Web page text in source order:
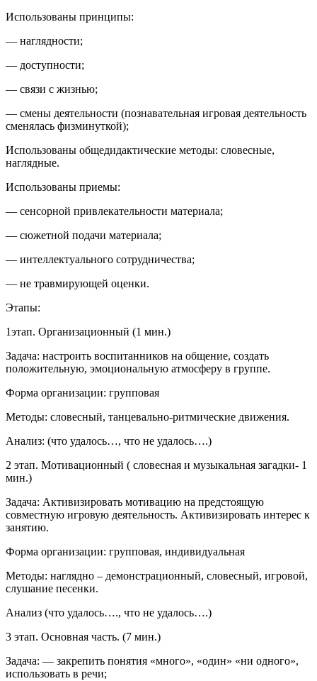
Использованы принципы:
— наглядности;
— доступности;
— связи с жизнью;
— смены деятельности (познавательная игровая деятельность
сменялась физминуткой);
Использованы общедидактические методы: словесные,
наглядные.
Использованы приемы:
— сенсорной привлекательности материала;
— сюжетной подачи материала;
— интеллектуального сотрудничества;
— не травмирующей оценки.
Этапы:
1этап. Организационный (1 мин.)
Задача: настроить воспитанников на общение, создать
положительную, эмоциональную атмосферу в группе.
Форма организации: групповая
Методы: словесный, танцевально-ритмические движения.
Анализ: (что удалось…, что не удалось….)
2 этап. Мотивационный ( словесная и музыкальная загадки- 1
мин.)
Задача: Активизировать мотивацию на предстоящую
совместную игровую деятельность. Активизировать интерес к
занятию.
Форма организации: групповая, индивидуальная
Методы: наглядно – демонстрационный, словесный, игровой,
слушание песенки.
Анализ (что удалось…., что не удалось….)
3 этап. Основная часть. (7 мин.)
Задача: — закрепить понятия «много», «один» «ни одного»,
использовать в речи;